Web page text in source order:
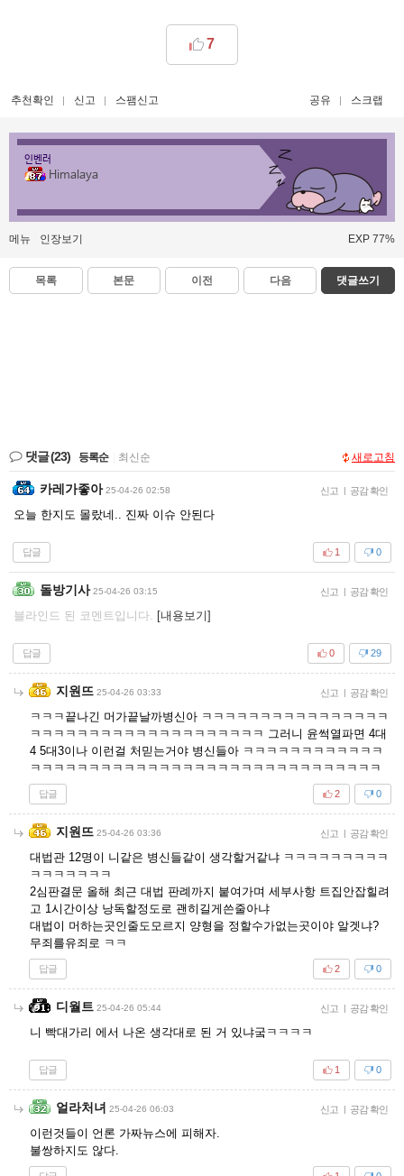
7
추천확인 신고 스팸신고 공유 스크랩
인벤러
Himalaya
메뉴 인장보기 EXP 77%
목록 본문 이전 다음 댓글쓰기
댓글(23) 등록순 최신순 새로고침
카레가좋아 25-04-26 02:58 신고 | 공감 확인
오늘 한지도 몰랐네.. 진짜 이슈 안된다
답글 0
1
돌방기사 25-04-26 03:15 신고 | 공감 확인
블라인드 된 코멘트입니다. [내용보기]
답글 29
0
지원뜨 25-04-26 03:33 신고 | 공감 확인
ㅋㅋㅋ끝나긴 머가끝날까병신아 ㅋㅋㅋㅋㅋㅋㅋㅋㅋㅋㅋㅋㅋㅋㅋㅋ
ㅋㅋㅋㅋㅋㅋㅋㅋㅋㅋㅋㅋㅋㅋㅋㅋㅋㅋㅋㅋ 그러니 윤썩열파면 4대
4 5대3이나 이런걸 처믿는거야 병신들아 ㅋㅋㅋㅋㅋㅋㅋㅋㅋㅋㅋㅋ
ㅋㅋㅋㅋㅋㅋㅋㅋㅋㅋㅋㅋㅋㅋㅋㅋㅋㅋㅋㅋㅋㅋㅋㅋㅋㅋㅋㅋㅋㅋ
답글 0
2
지원뜨 25-04-26 03:36 신고 | 공감 확인
대법관 12명이 니같은 병신들같이 생각할거같냐 ㅋㅋㅋㅋㅋㅋㅋㅋㅋ
ㅋㅋㅋㅋㅋㅋㅋ
2심판결문 올해 최근 대법 판례까지 붙여가며 세부사항 트집안잡힐려
고 1시간이상 낭독할정도로 괜히길게쓴줄아냐
대법이 머하는곳인줄도모르지 양형을 정할수가없는곳이야 알겟냐?
무죄를유죄로 ㅋㅋ
답글 0
2
디월트 25-04-26 05:44 신고 | 공감 확인
니 빡대가리 에서 나온 생각대로 된 거 있냐궄ㅋㅋㅋㅋ
답글 0
1
얼라처녀 25-04-26 06:03 신고 | 공감 확인
이런것들이 언론 가짜뉴스에 피해자.
불쌍하지도 않다.